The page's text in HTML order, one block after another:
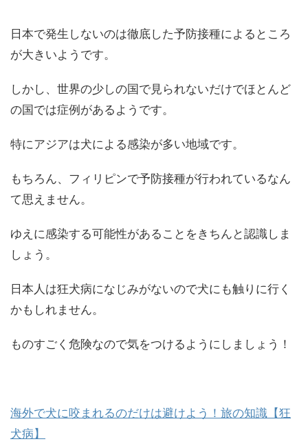
日本で発生しないのは徹底した予防接種によるところ
が大きいようです。
しかし、世界の少しの国で見られないだけでほとんど
の国では症例があるようです。
特にアジアは犬による感染が多い地域です。
もちろん、フィリピンで予防接種が行われているなん
て思えません。
ゆえに感染する可能性があることをきちんと認識しま
しょう。
日本人は狂犬病になじみがないので犬にも触りに行く
かもしれません。
ものすごく危険なので気をつけるようにしましょう！
海外で犬に咬まれるのだけは避けよう！旅の知識【狂
犬病】